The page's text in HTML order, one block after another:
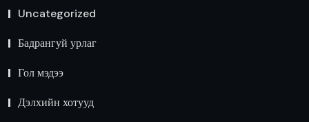
Uncategorized
Бадрангуй урлаг
Гол мэдээ
Дэлхийн хотууд